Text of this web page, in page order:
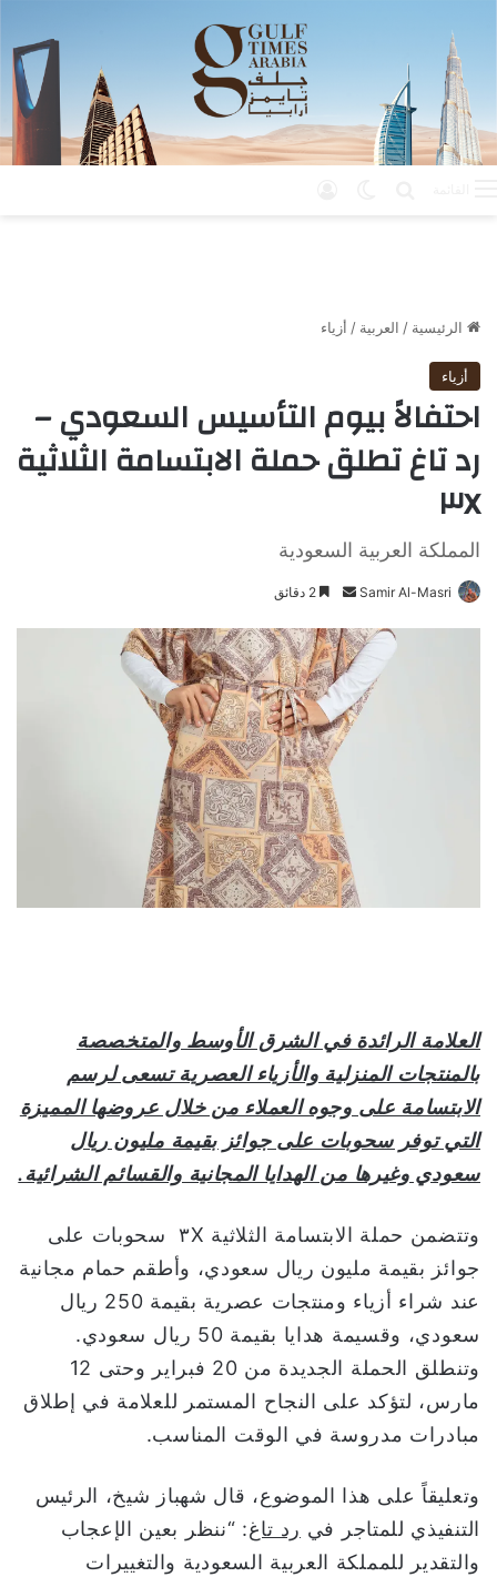
الرئيسية / العربية / أزياء
أزياء
احتفالاً بيوم التأسيس السعودي –
رد تاغ تطلق حملة الابتسامة الثلاثية
٣X
المملكة العربية السعودية
Samir Al-Masri
س
ل
ر
ي
إ
ل
ك
ت
ا
العلامة الرائدة في الشرق الأوسط والمتخصصة
بالمنتجات المنزلية والأزياء العصرية تسعى لرسم
الابتسامة على وجوه العملاء من خلال عروضها المميزة
التي توفر سحوبات على جوائز بقيمة مليون ريال
سعودي وغيرها من الهدايا المجانية والقسائم الشرائية.
وتتضمن حملة الابتسامة الثلاثية ٣X سحوبات على
جوائز بقيمة مليون ريال سعودي، وأطقم حمام مجانية
عند شراء أزياء ومنتجات عصرية بقيمة 250 ريال
سعودي، وقسيمة هدايا بقيمة 50 ريال سعودي.
وتنطلق الحملة الجديدة من 20 فبراير وحتى 12
مارس، لتؤكد على النجاح المستمر للعلامة في إطلاق
مبادرات مدروسة في الوقت المناسب.
وتعليقاً على هذا الموضوع، قال شهباز شيخ، الرئيس
التنفيذي للمتاجر في رد تاغ: “ننظر بعين الإعجاب
والتقدير للمملكة العربية السعودية والتغييرات